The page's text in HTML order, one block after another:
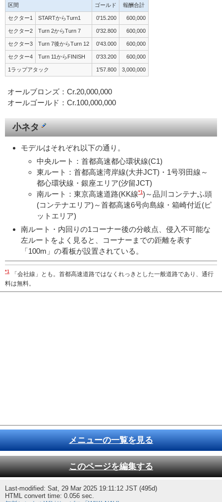
区間 ゴールド 報酬合計
セクター1 STARTからTurn1 0'15.200 600,000
セクター2 Turn 2からTurn 7 0'32.800 600,000
セクター3 Turn 7後からTurn 12 0'43.000 600,000
セクター4 Turn 11からFINISH 0'33.200 600,000
1ラップアタック 1'57.800 3,000,000
オールブロンズ：Cr.20,000,000
オールゴールド：Cr.100,000,000
小ネタ
モデルはそれぞれ以下の通り。
中央ルート：首都高速都心環状線(C1)
東ルート：首都高速湾岸線(大井JCT)・1号羽田線～
都心環状線・銀座エリア(汐留JCT)
南ルート：東京高速道路(KK線*1)～品川コンテナふ頭
(コンテナエリア)～首都高速6号向島線・箱崎付近(ピ
ットエリア)
南ルート・内回りの1コーナー後の分岐点、侵入不可能な
左ルートをよく見ると、コーナーまでの距離を表す
「100m」の看板が設置されている。
*1
「会社線」とも。首都高速道路ではなくれっきとした一般道路であり、通行
料は無料。
メニューの一覧を見る
このページを編集する
Last-modified: Sat, 29 Mar 2025 19:11:12 JST (495d)
HTML convert time: 0.056 sec.